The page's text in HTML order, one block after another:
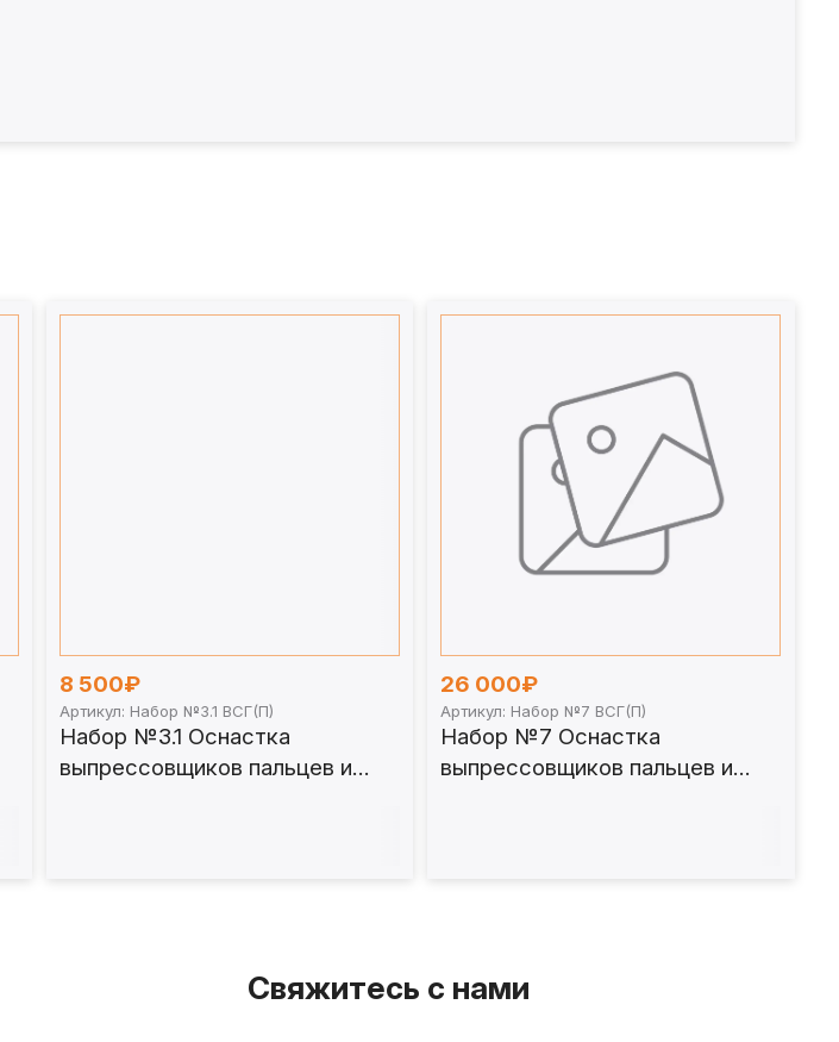
8 500₽
Артикул: Набор №3.1 ВСГ(П)
Набор №3.1 Оснастка
выпрессовщиков пальцев и
26 000₽
Артикул: Набор №7 ВСГ(П)
Набор №7 Оснастка
выпрессовщиков пальцев и
Свяжитесь с нами